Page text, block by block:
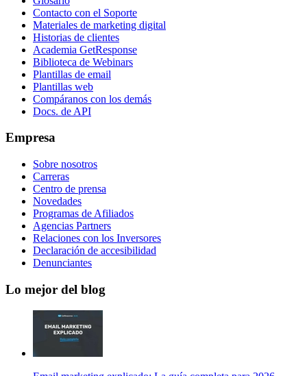
Contacto con el Soporte
Materiales de marketing digital
Historias de clientes
Academia GetResponse
Biblioteca de Webinars
Plantillas de email
Plantillas web
Compáranos con los demás
Docs. de API
Empresa
Sobre nosotros
Carreras
Centro de prensa
Novedades
Programas de Afiliados
Agencias Partners
Relaciones con los Inversores
Declaración de accesibilidad
Denunciantes
Lo mejor del blog